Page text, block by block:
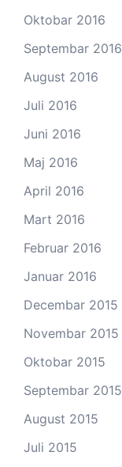
Oktobar 2016
Septembar 2016
August 2016
Juli 2016
Juni 2016
Maj 2016
April 2016
Mart 2016
Februar 2016
Januar 2016
Decembar 2015
Novembar 2015
Oktobar 2015
Septembar 2015
August 2015
Juli 2015